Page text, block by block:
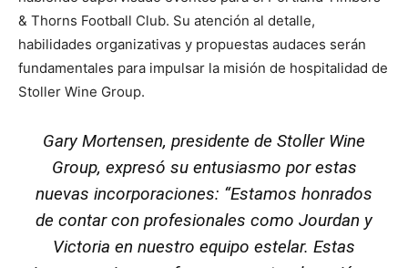
& Thorns Football Club. Su atención al detalle,
habilidades organizativas y propuestas audaces serán
fundamentales para impulsar la misión de hospitalidad de
Stoller Wine Group.
Gary Mortensen, presidente de Stoller Wine
Group, expresó su entusiasmo por estas
nuevas incorporaciones: “Estamos honrados
de contar con profesionales como Jourdan y
Victoria en nuestro equipo estelar. Estas